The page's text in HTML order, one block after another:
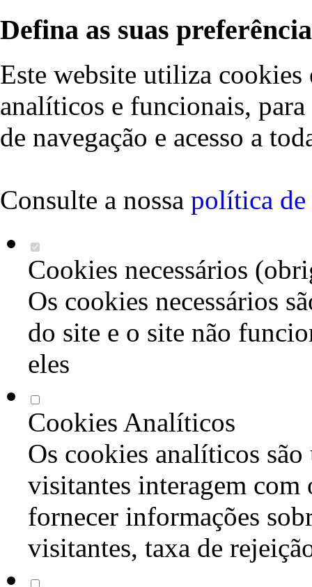
Defina as suas
Este website utiliza cookies
analíticos e funcionais,
de navegação e acesso a
Consulte a nossa política de
Cookies necessários
Os cookies necessários
do site e o site não
eles
Cookies Analíticos
Os cookies analíticos são
visitantes interagem com
fornecer informações
visitantes, taxa de